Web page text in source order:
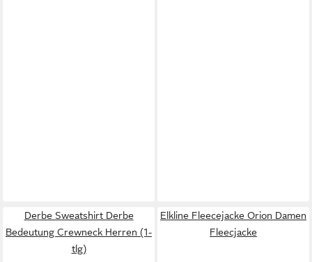
Derbe Sweatshirt Derbe
Bedeutung Crewneck Herren (1-
tlg)
Elkline Fleecejacke Orion Damen
Fleecjacke